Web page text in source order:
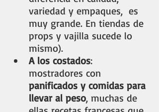
variedad y empaques,  es
muy grande. En tiendas de
props y vajilla sucede lo
mismo).
A los costados:
mostradores con
panificados y comidas para
llevar al peso, muchas de